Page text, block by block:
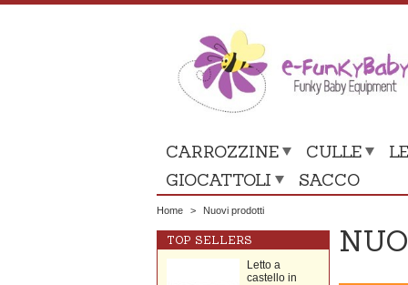
CARROZZINE CULLE
GIOCATTOLI
SACCO
Home > Nuovi prodotti
TOP SELLERS
Letto a
castello in